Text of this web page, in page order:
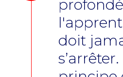
doit